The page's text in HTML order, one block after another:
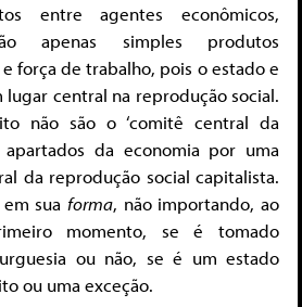
entre agentes econômicos,
apenas simples produtos
força de trabalho, pois o estado e
central na reprodução social.
não são o ‘comitê central da
apartados da economia por uma
da reprodução social capitalista.
sua forma, não importando, ao
momento, se é tomado
ou não, se é um estado
ou uma exceção.